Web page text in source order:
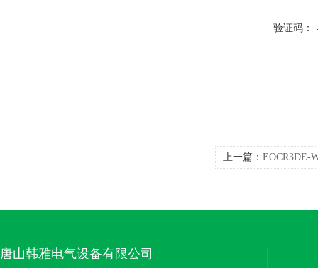
验证码：
上一篇： EOCR3DE-
唐山韩雅电气设备有限公司